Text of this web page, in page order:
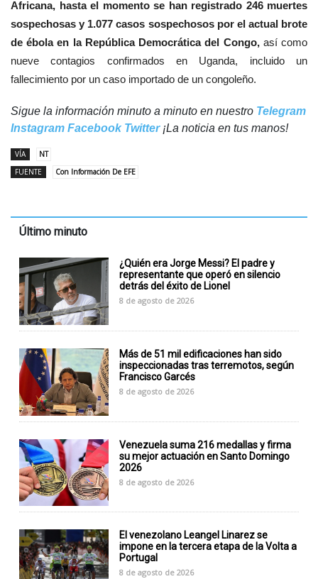
Africana, hasta el momento se han registrado 246 muertes
sospechosas y 1.077 casos sospechosos por el actual brote
de ébola en la República Democrática del Congo, así como
nueve contagios confirmados en Uganda, incluido un
fallecimiento por un caso importado de un congoleño.
Sigue la información minuto a minuto en nuestro Telegram
Instagram Facebook Twitter¡La noticia en tus manos!
VÍA
NT
FUENTE
Con Información De EFE
Último minuto
¿Quién era Jorge Messi? El padre y
representante que operó en silencio
detrás del éxito de Lionel
8 de agosto de 2026
Más de 51 mil edificaciones han sido
inspeccionadas tras terremotos, según
Francisco Garcés
8 de agosto de 2026
Venezuela suma 216 medallas y firma
su mejor actuación en Santo Domingo
2026
8 de agosto de 2026
El venezolano Leangel Linarez se
impone en la tercera etapa de la Volta a
Portugal
8 de agosto de 2026